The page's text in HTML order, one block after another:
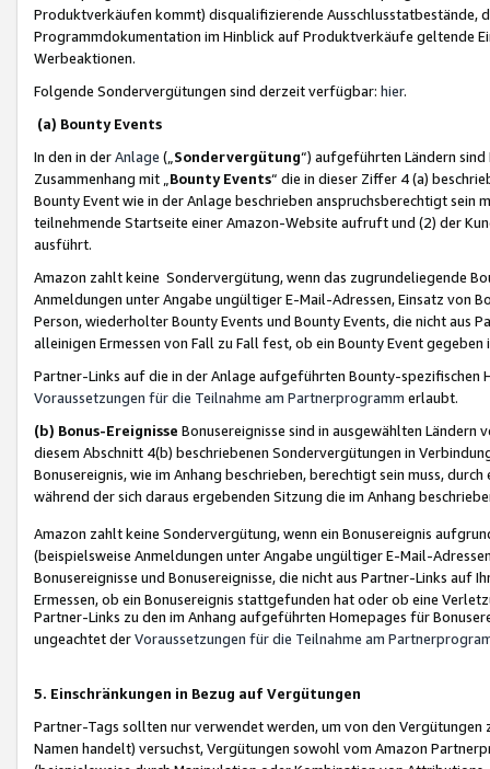
Produktverkäufen kommt) disqualifizierende Ausschlusstatbestände,
Programmdokumentation im Hinblick auf Produktverkäufe geltende
Werbeaktionen.
Folgende Sondervergütungen sind derzeit verfügbar: hier.
(a) Bounty Events
In den in derAnlage („ Sondervergütung“) aufgeführten Ländern
Zusammenhang mit „ Bounty Events“ die in dieser Ziffer 4 (a)
Bounty Event wie in der Anlage beschrieben anspruchsberechtigt sein
teilnehmende Startseite einer Amazon-Website aufruft und (2) der
ausführt.
Amazon zahlt keine Sondervergütung, wenn das zugrundeliegende
Anmeldungen unter Angabe ungültiger E-Mail-Adressen, Einsatz von
Person, wiederholter Bounty Events und Bounty Events, die nicht
alleinigen Ermessen von Fall zu Fall fest, ob ein Bounty Event
Partner-Links auf die in der Anlage aufgeführten Bounty-spezifischen
Voraussetzungen für die Teilnahme am Partnerprogramm erlaubt.
(b) Bonus-Ereignisse Bonusereignisse sind in ausgewählten Ländern
diesem Abschnitt 4(b) beschriebenen Sondervergütungen in
Bonusereignis, wie im Anhang beschrieben, berechtigt sein muss,
während der sich daraus ergebenden Sitzung die im Anhang
Amazon zahlt keine Sondervergütung, wenn ein Bonusereignis
(beispielsweise Anmeldungen unter Angabe ungültiger E-Mail-
Bonusereignisse und Bonusereignisse, die nicht aus Partner-Links auf
Ermessen, ob ein Bonusereignis stattgefunden hat oder ob eine
Partner-Links zu den im Anhang aufgeführten Homepages für
ungeachtet derVoraussetzungen für die Teilnahme am
5. Einschränkungen in Bezug auf Vergütungen
Partner-Tags sollten nur verwendet werden, um von den
Namen handelt) versuchst, Vergütungen sowohl vom Amazon